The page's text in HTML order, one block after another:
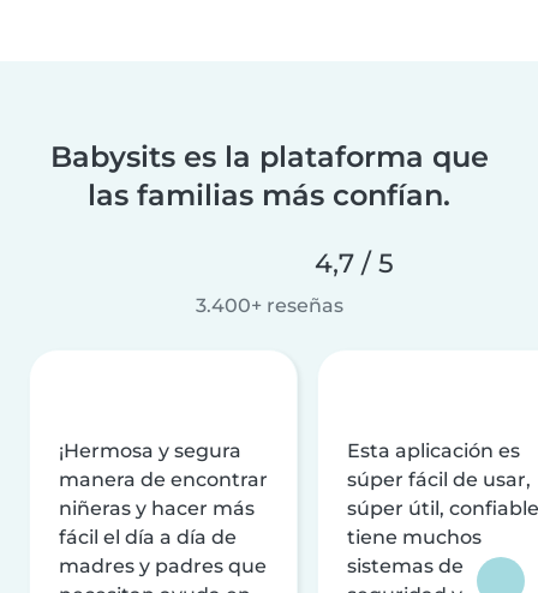
Babysits es la plataforma que
las familias más confían.
4,7 / 5
3.400+ reseñas
¡Hermosa y segura
manera de encontrar
niñeras y hacer más
fácil el día a día de
madres y padres que
Esta aplicación es
súper fácil de usar,
súper útil,
tiene muchos
sistemas de